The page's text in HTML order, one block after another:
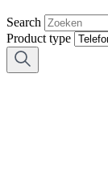
Search
Product type